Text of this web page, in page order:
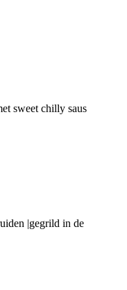
sweet chilly saus
|gegrild in de